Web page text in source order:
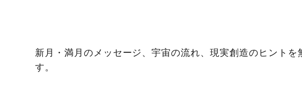
新月・満月のメッセージ、宇宙の流れ、現実創造のヒントを
す。